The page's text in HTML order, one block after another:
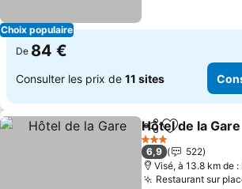
Choix populaire
De 84 €
Consulter les prix de 11 sites
PartagerAjouter à
Hôtel de la Gare
3 Étoiles
6,9
522
Visé, à 13.8 km de :
Restaurant sur